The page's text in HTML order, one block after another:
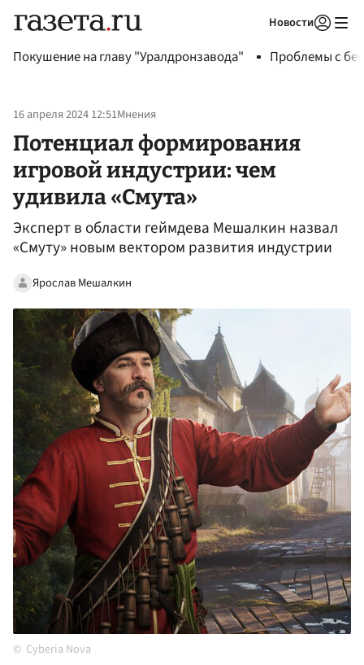
Новости
Покушение на главу "Уралдронзавода" Проблемы с
16 апреля 2024 12:51Мнения
Потенциал формирования
игровой индустрии: чем
удивила «Смута»
Эксперт в области геймдева Мешалкин назвал
«Смуту» новым вектором развития индустрии
Ярослав Мешалкин
Cyberia Nova